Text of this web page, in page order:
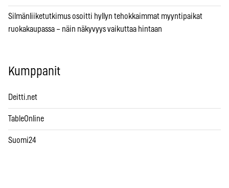
Silmänliiketutkimus osoitti hyllyn tehokkaimmat myyntipaikat
ruokakaupassa – näin näkyvyys vaikuttaa hintaan
Kumppanit
Deitti.net
TableOnline
Suomi24